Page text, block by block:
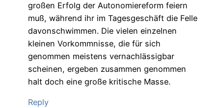
großen Erfolg der Autonomiereform feiern
muß, während ihr im Tagesgeschäft die Felle
davonschwimmen. Die vielen einzelnen
kleinen Vorkommnisse, die für sich
genommen meistens vernachlässigbar
scheinen, ergeben zusammen genommen
halt doch eine große kritische Masse.
Reply